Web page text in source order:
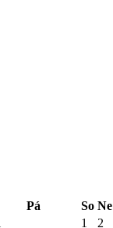
Pá So Ne
1
2